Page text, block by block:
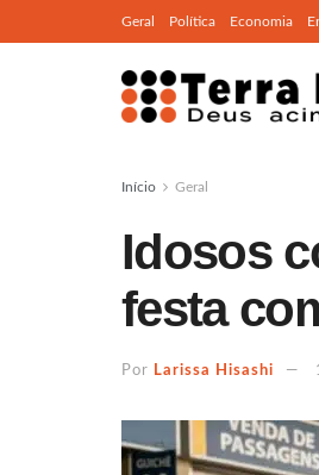
Geral Política Economia
Início Geral
Idosos
festa
Por Larissa Hisashi